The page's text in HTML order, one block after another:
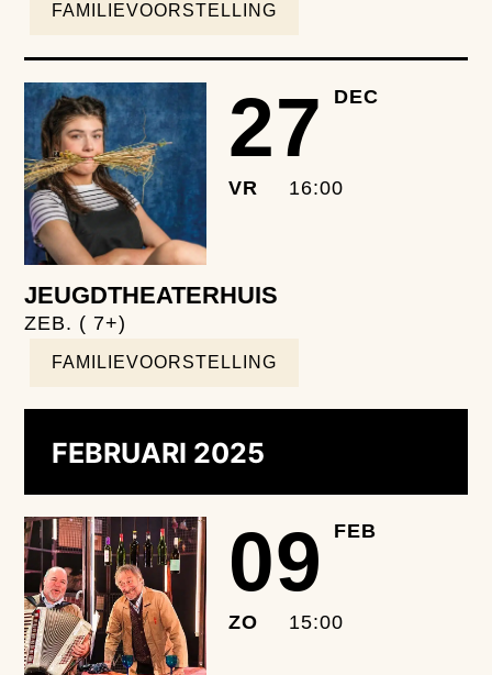
FAMILIEVOORSTELLING
27 DEC
VR 16:00
JEUGDTHEATERHUIS
ZEB. ( 7+)
FAMILIEVOORSTELLING
FEBRUARI 2025
09 FEB
ZO 15:00